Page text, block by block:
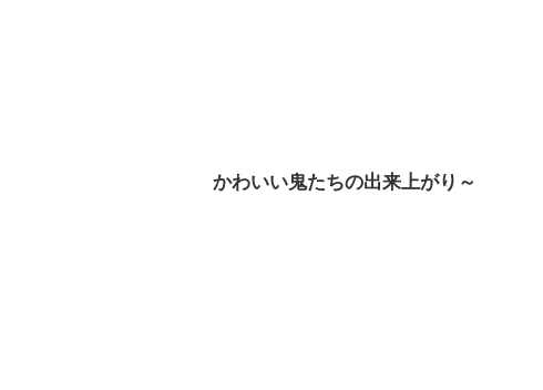
かわいい鬼たちの出来上がり～